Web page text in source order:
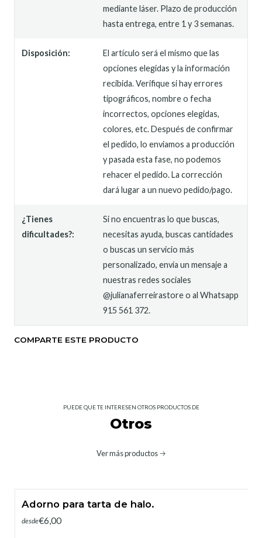
mediante láser. Plazo de producción
hasta entrega, entre 1 y 3 semanas.
Disposición:
El artículo será el mismo que las
opciones elegidas y la información
recibida. Verifique si hay errores
tipográficos, nombre o fecha
incorrectos, opciones elegidas,
colores, etc. Después de confirmar
el pedido, lo enviamos a producción
y pasada esta fase, no podemos
rehacer el pedido. La corrección
dará lugar a un nuevo pedido/pago.
¿Tienes
dificultades?:
Si no encuentras lo que buscas,
necesitas ayuda, buscas cantidades
o buscas un servicio más
personalizado, envía un mensaje a
nuestras redes sociales
@julianaferreirastore o al Whatsapp
915 561 372.
COMPARTE ESTE PRODUCTO
PUEDE QUE TE INTERESEN OTROS PRODUCTOS DE
Otros
Ver más productos
Adorno para tarta de halo.
desde€6,00